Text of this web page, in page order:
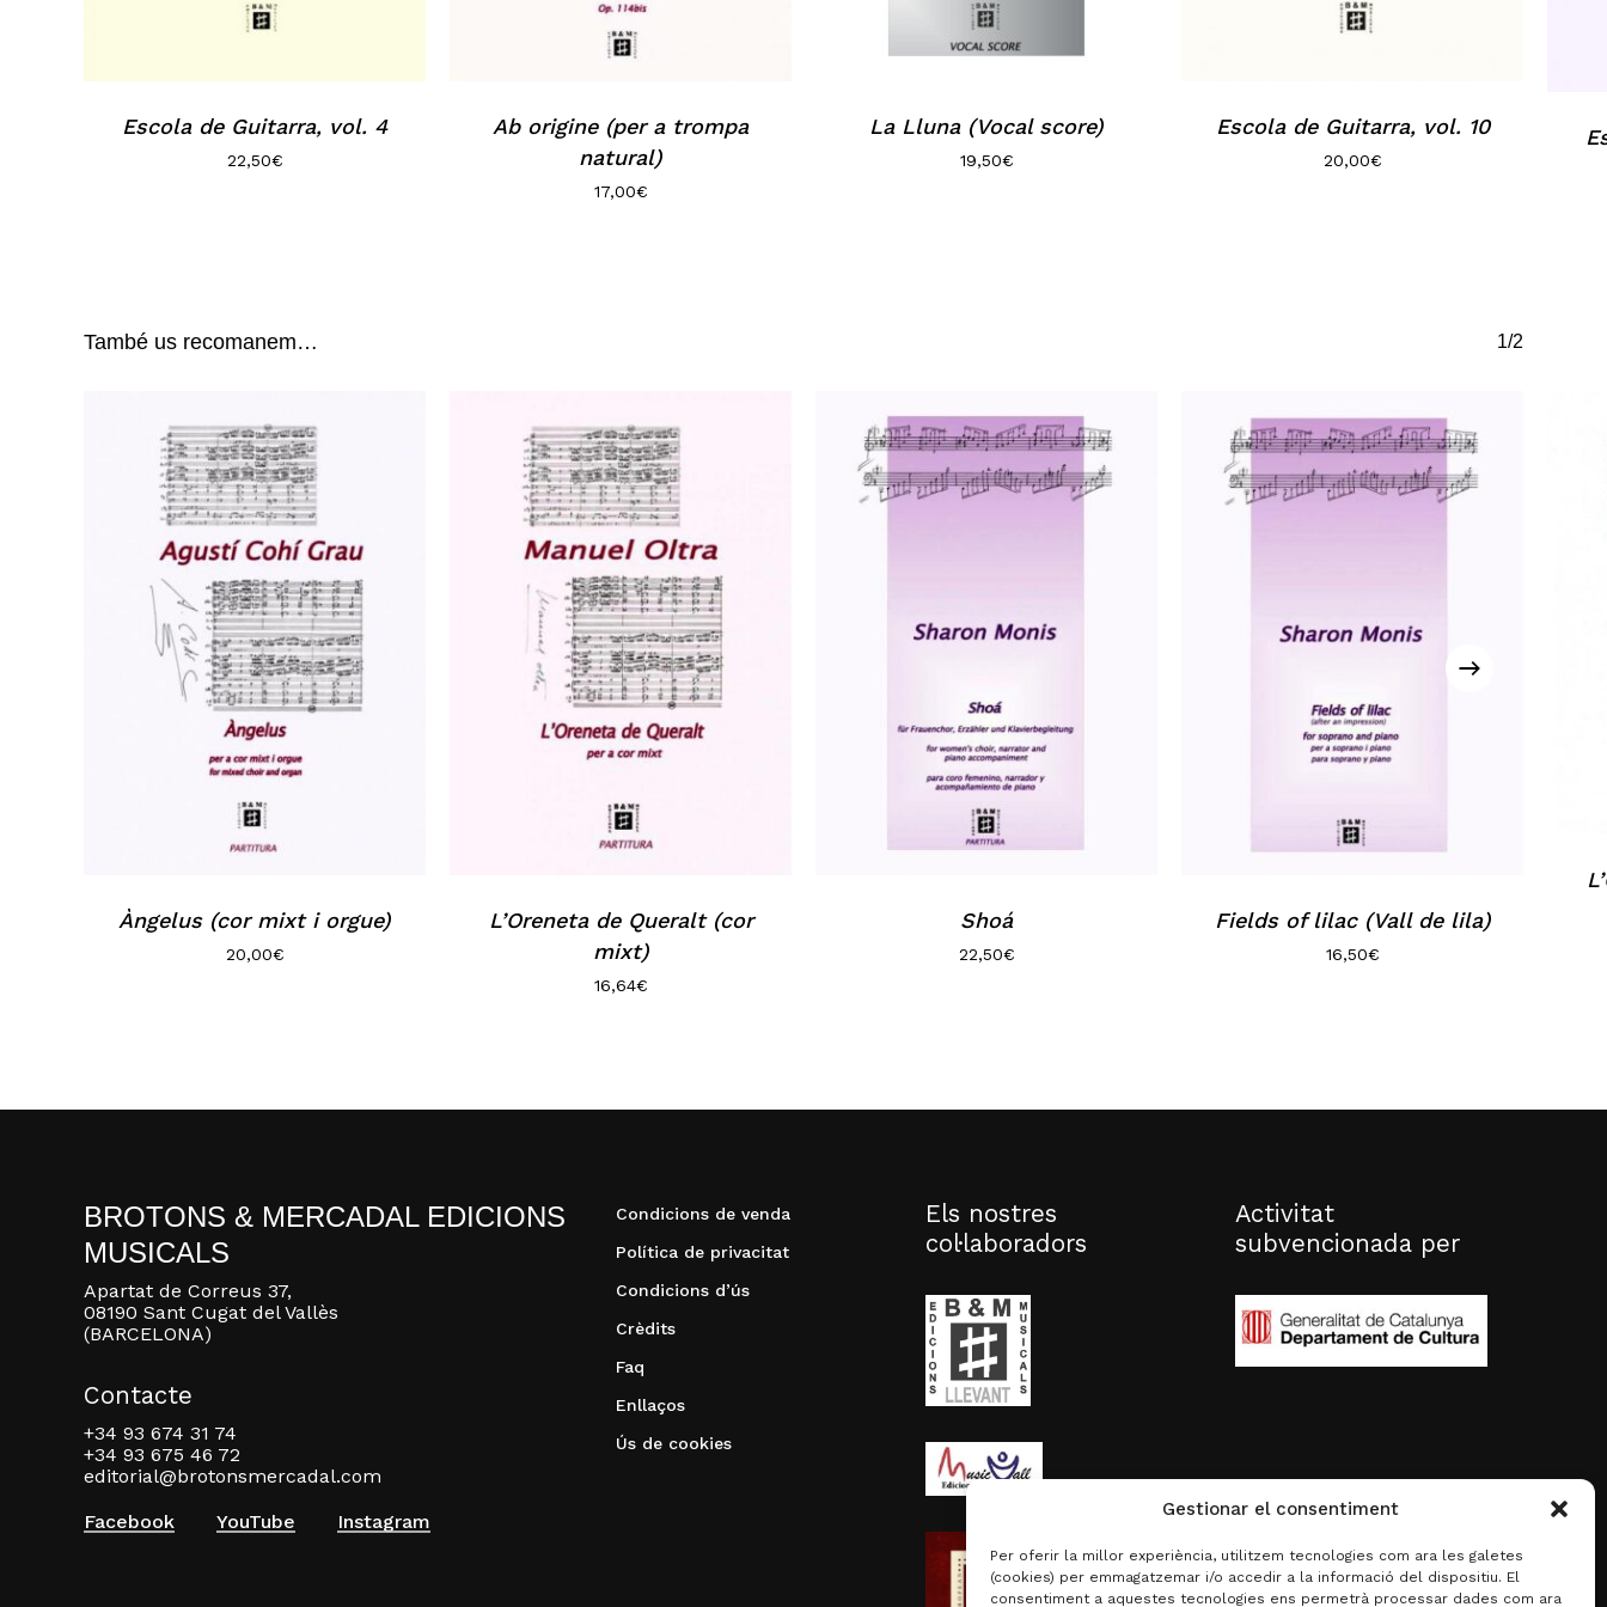
Gestionar el consentiment
Per oferir la millor experiència, utilitzem tecnologies com ara les galetes
(cookies) per emmagatzemar i/o accedir a la informació del dispositiu. El
consentiment a aquestes tecnologies ens permetrà processar dades com ara
Escola de Guitarra, vol. 4
22,50€
Ab origine (per a trompa
natural)
17,00€
La Lluna (Vocal score)
19,50€
Escola de Guitarra, vol. 10
20,00€
També us recomanem… 1/2
Àngelus (cor mixt i orgue)
20,00€
L’Oreneta de Queralt (cor
mixt)
16,64€
Shoá
22,50€
Fields of lilac (Vall de lila)
16,50€
BROTONS & MERCADAL EDICIONS
MUSICALS
Apartat de Correus 37,
08190 Sant Cugat del Vallès
(BARCELONA)
Contacte
+34 93 674 31 74
+34 93 675 46 72
editorial@brotonsmercadal.com
Facebook
YouTube Instagram
Condicions de venda
Política de privacitat
Condicions d’ús
Crèdits
Faq
Enllaços
Ús de cookies
Els nostres
col·laboradors
Activitat
subvencionada per